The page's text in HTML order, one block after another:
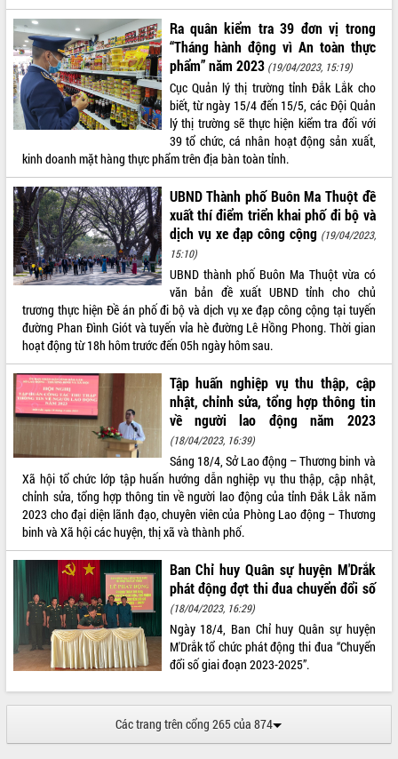
Hôm nay: 4946
Tất cả: 66017686
Ra quân kiểm tra 39 đơn vị trong
“Tháng hành động vì An toàn thực
phẩm” năm 2023 (19/04/2023, 15:19)
Cục Quản lý thị trường tỉnh Đắk Lắk cho
biết, từ ngày 15/4 đến 15/5, các Đội Quản
lý thị trường sẽ thực hiện kiểm tra đối với
39 tổ chức, cá nhân hoạt động sản xuất,
kinh doanh mặt hàng thực phẩm trên địa bàn toàn tỉnh.
UBND Thành phố Buôn Ma Thuột đề
xuất thí điểm triển khai phố đi bộ và
dịch vụ xe đạp công cộng (19/04/2023,
15:10)
UBND thành phố Buôn Ma Thuột vừa có
văn bản đề xuất UBND tỉnh cho chủ
trương thực hiện Đề án phố đi bộ và dịch vụ xe đạp công cộng tại tuyến
đường Phan Đình Giót và tuyến vỉa hè đường Lê Hồng Phong. Thời gian
hoạt động từ 18h hôm trước đến 05h ngày hôm sau.
Tập huấn nghiệp vụ thu thập, cập
nhật, chỉnh sửa, tổng hợp thông tin
về người lao động năm 2023
(18/04/2023, 16:39)
Sáng 18/4, Sở Lao động – Thương binh và
Xã hội tổ chức lớp tập huấn hướng dẫn nghiệp vụ thu thập, cập nhật,
chỉnh sửa, tổng hợp thông tin về người lao động của tỉnh Đắk Lắk năm
2023 cho đại diện lãnh đạo, chuyên viên của Phòng Lao động – Thương
binh và Xã hội các huyện, thị xã và thành phố.
Ban Chỉ huy Quân sự huyện M'Drắk
phát động đợt thi đua chuyển đổi số
(18/04/2023, 16:29)
Ngày 18/4, Ban Chỉ huy Quân sự huyện
M'Drắk tổ chức phát động thi đua “Chuyển
đổi số giai đoạn 2023-2025”.
Các trang trên cổng 265 của 874